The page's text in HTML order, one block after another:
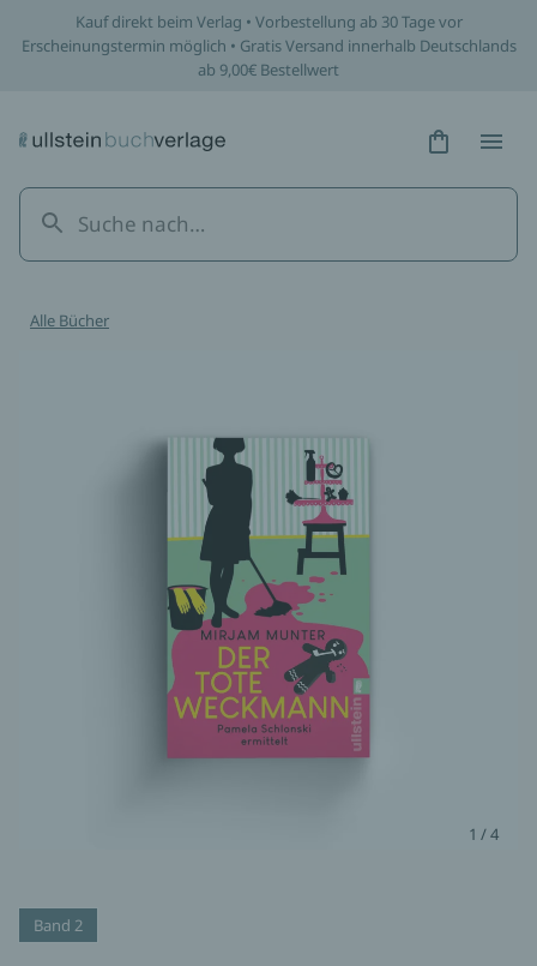
Kauf direkt beim Verlag • Vorbestellung ab 30 Tage vor
Erscheinungstermin möglich • Gratis Versand innerhalb Deutschlands
ab 9,00€ Bestellwert
Hidden
Alle Bücher
1 / 4
Band 2